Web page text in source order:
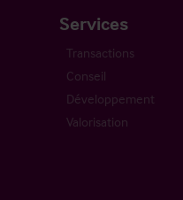
Services
Transactions
Conseil
Développement
Valorisation